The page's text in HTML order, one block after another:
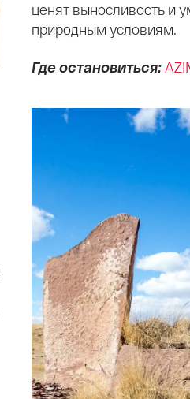
ценят выносливость и
природным условиям.
Где остановиться: